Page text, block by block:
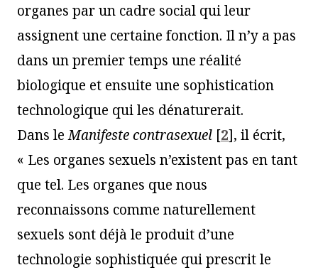
organes par un cadre social qui leur
assignent une certaine fonction. Il n’y a pas
dans un premier temps une réalité
biologique et ensuite une sophistication
technologique qui les dénaturerait.
Dans leManifeste contrasexuel [2], il écrit,
« Les organes sexuels n’existent pas en tant
que tel. Les organes que nous
reconnaissons comme naturellement
sexuels sont déjà le produit d’une
technologie sophistiquée qui prescrit le